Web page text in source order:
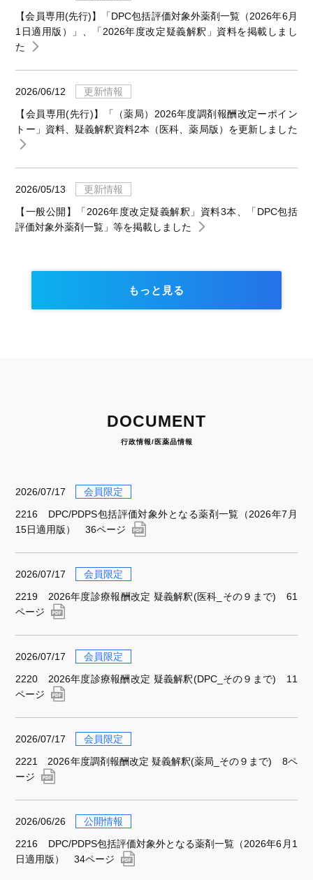
【会員専用(先行)】「DPC包括評価対象外薬剤一覧（2026年6月
1日適用版）」、「2026年度改定疑義解釈」資料を掲載しまし
た
2026/06/12
更新情報
【会員専用(先行)】「（薬局）2026年度調剤報酬改定ーポイン
トー」資料、疑義解釈資料2本（医科、薬局版）を更新しました
2026/05/13
更新情報
【一般公開】「2026年度改定疑義解釈」資料3本、「DPC包括
評価対象外薬剤一覧」等を掲載しました
もっと見る
DOCUMENT
行政情報/医薬品情報
2026/07/17
会員限定
2216 DPC/PDPS包括評価対象外となる薬剤一覧（2026年7月
15日適用版） 36ページ
2026/07/17
会員限定
2219 2026年度診療報酬改定 疑義解釈(医科_その９まで) 61
ページ
2026/07/17
会員限定
2220 2026年度診療報酬改定 疑義解釈(DPC_その９まで) 11
ページ
2026/07/17
会員限定
2221 2026年度調剤報酬改定 疑義解釈(薬局_その９まで) 8ペ
ージ
2026/06/26
公開情報
2216 DPC/PDPS包括評価対象外となる薬剤一覧（2026年6月1
日適用版） 34ページ